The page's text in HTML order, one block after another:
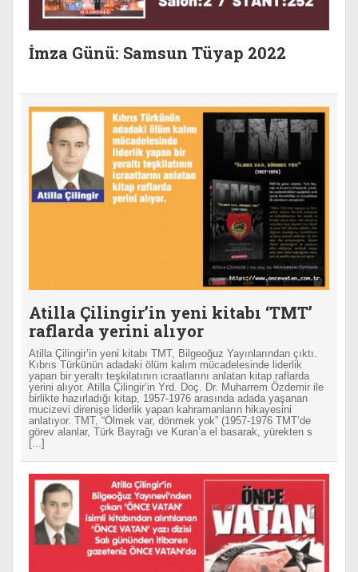
İmza Günü: Samsun Tüyap 2022
Atilla Çilingir’in yeni kitabı ‘TMT’
raflarda yerini alıyor
Atilla Çilingir’in yeni kitabı TMT, Bilgeoğuz Yayınlarından çıktı.
Kıbrıs Türkünün adadaki ölüm kalım mücadelesinde liderlik
yapan bir yeraltı teşkilatının icraatlarını anlatan kitap raflarda
yerini alıyor. Atilla Çilingir’in Yrd. Doç. Dr. Muharrem Özdemir ile
birlikte hazırladığı kitap, 1957-1976 arasında adada yaşanan
mucizevi direnişe liderlik yapan kahramanların hikayesini
anlatıyor. TMT, “Ölmek var, dönmek yok” (1957-1976 TMT’de
görev alanlar, Türk Bayrağı ve Kuran’a el basarak, yürekten s
[...]